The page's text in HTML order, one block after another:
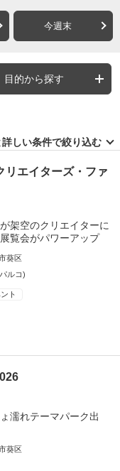
今週末
目的から探す
詳しい条件で絞り込む
リエイターズ・ファ
架空のクリエイターに
覧会がパワーアップ
葵区
ルコ)
ト
濡れテーマパーク出
葵区